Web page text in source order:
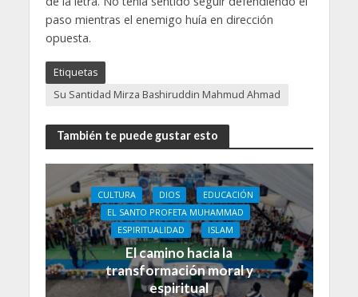
paso mientras el enemigo huía en dirección
opuesta.
Etiquetas
Su Santidad Mirza Bashiruddin Mahmud Ahmad
También te puede gustar esto
CULTURA DIOS
EDUCACIÓN
EL SANTO PROFETA MUHAMMAD
ESPIRITUALIDAD
ISLAM
El camino hacia la
transformación moral y
espiritual